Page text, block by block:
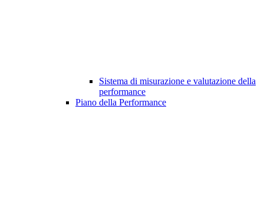
Sistema di misurazione e valutazione della
performance
Piano della Performance